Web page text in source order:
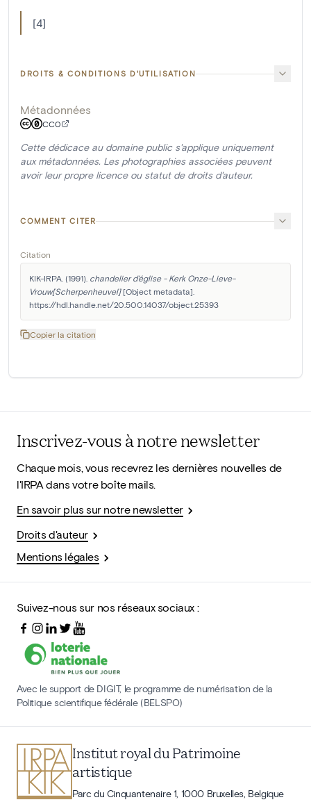
[4]
DROITS & CONDITIONS D'UTILISATION
Métadonnées
CC0
Cette dédicace au domaine public s'applique uniquement
aux métadonnées. Les photographies associées peuvent
avoir leur propre licence ou statut de droits d'auteur.
COMMENT CITER
Citation
KIK-IRPA. (1991). chandelier d'église - Kerk Onze-Lieve-
Vrouw[Scherpenheuvel] [Object metadata].
https://hdl.handle.net/20.500.14037/object.25393
Copier la citation
Inscrivez-vous à notre newsletter
Chaque mois, vous recevrez les dernières nouvelles de
l'IRPA dans votre boîte mails.
En savoir plus sur notre newsletter
Droits d'auteur
Mentions légales
Suivez-nous sur nos réseaux sociaux :
Avec le support de DIGIT, le programme de numérisation de la
Politique scientifique fédérale (BELSPO)
Institut royal du Patrimoine
artistique
Parc du Cinquantenaire 1, 1000 Bruxelles, Belgique